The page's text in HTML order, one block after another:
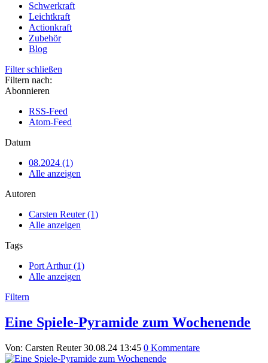
Schwerkraft
Leichtkraft
Actionkraft
Zubehör
Blog
Filter schließen
Filtern nach:
Abonnieren
RSS-Feed
Atom-Feed
Datum
08.2024 (1)
Alle anzeigen
Autoren
Carsten Reuter (1)
Alle anzeigen
Tags
Port Arthur (1)
Alle anzeigen
Filtern
Eine Spiele-Pyramide zum Wochenende
Von: Carsten Reuter 30.08.24 13:45 0 Kommentare